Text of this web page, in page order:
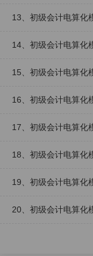
13、初级会计电算化
14、初级会计电算化
15、初级会计电算化
16、初级会计电算化
17、初级会计电算化
18、初级会计电算化
19、初级会计电算化
20、初级会计电算化